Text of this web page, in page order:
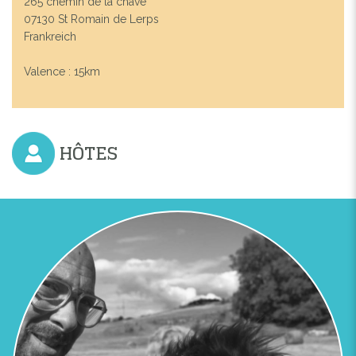
07130 St Romain de Lerps
Frankreich
Valence : 15km
HÔTES